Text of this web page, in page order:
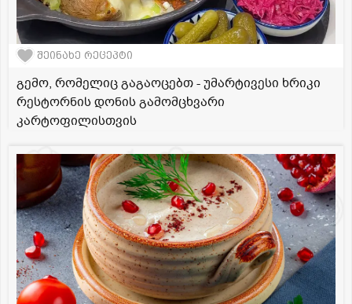
შეინახე რეცეპტი
გემო, რომელიც გაგაოცებთ - უმარტივესი ხრიკი
რესტორნის დონის გამომცხვარი
კარტოფილისთვის